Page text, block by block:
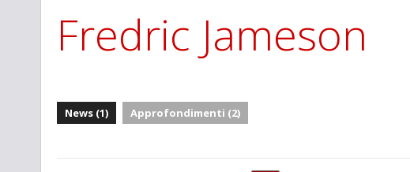
STAR TREK: STRANGE NEW WORLDS
Fredric Jameson
News (1) Approfondimenti (2)